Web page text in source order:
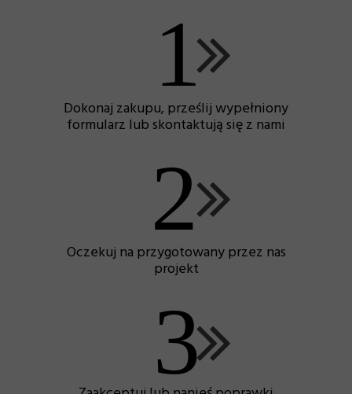
3
Oczekuj na przygotowany przez nas
projekt
2
Dokonaj zakupu, prześlij wypełniony
formularz lub skontaktują się z nami
1